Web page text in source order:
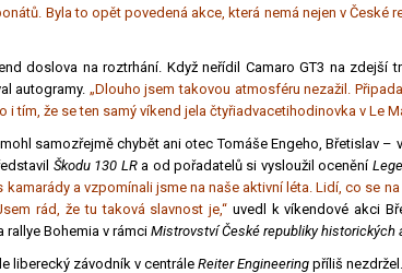
Byla to opět povedená akce, která nemá nejen v České
doslova na roztrhání. Když neřídil Camaro GT3 na zdejší
autogramy. „Dlouho jsem takovou atmosféru nezažil.
i tím, že se ten samý víkend jela čtyřiadvacetihodinovka v Le
samozřejmě chybět ani otec Tomáše Engeho, Břetislav –
Škodu 130 LRa od pořadatelů si vysloužil ocenění
kamarády a vzpomínali jsme na naše aktivní léta. Lidí, co se
rád, že tu taková slavnost je,“ uvedl k víkendové akci
Bohemia v rámci Mistrovství České republiky historických
liberecký závodník v centráleReiter Engineering příliš